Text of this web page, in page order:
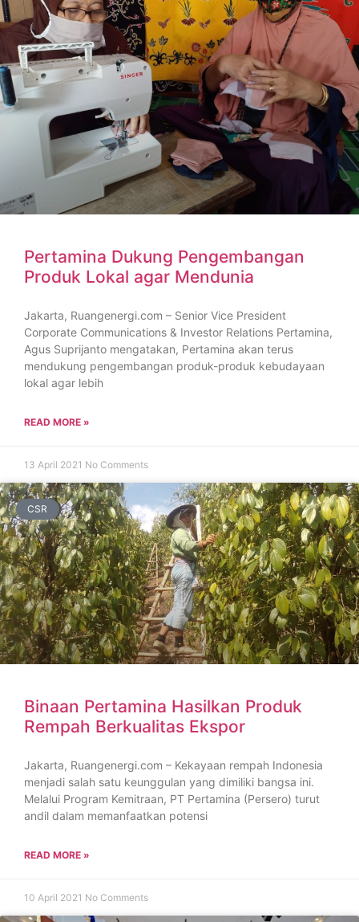
Pertamina Dukung Pengembangan
Produk Lokal agar Mendunia
Jakarta, Ruangenergi.com – Senior Vice President
Corporate Communications & Investor Relations Pertamina,
Agus Suprijanto mengatakan, Pertamina akan terus
mendukung pengembangan produk-produk kebudayaan
lokal agar lebih
READ MORE »
13 April 2021 No Comments
CSR
Binaan Pertamina Hasilkan Produk
Rempah Berkualitas Ekspor
Jakarta, Ruangenergi.com – Kekayaan rempah Indonesia
menjadi salah satu keunggulan yang dimiliki bangsa ini.
Melalui Program Kemitraan, PT Pertamina (Persero) turut
andil dalam memanfaatkan potensi
READ MORE »
10 April 2021 No Comments